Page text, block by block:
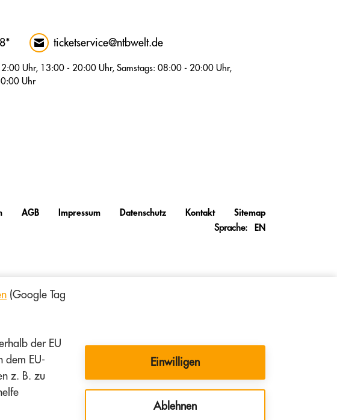
ticketservice@ntbwelt.de
Uhr, 13:00 - 20:00 Uhr, Samstags: 08:00 - 20:00 Uhr,
Uhr
AGB Impressum Datenschutz Kontakt
Sitemap
Sprache:
EN
(Google Tag
der EU
dem EU-
z. B. zu
Einwilligen
Ablehnen